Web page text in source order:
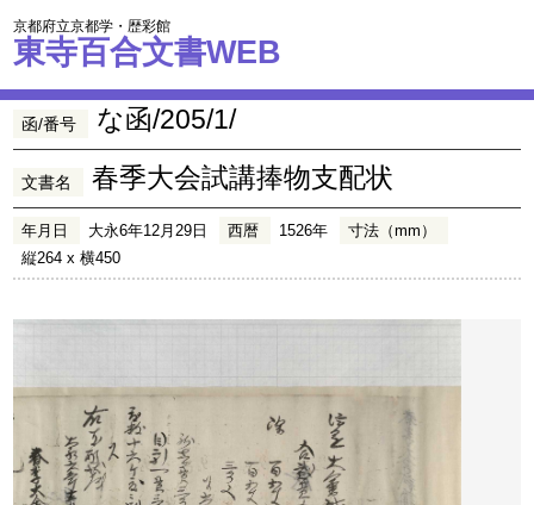
京都府立京都学・歴彩館
東寺百合文書WEB
函/番号 な函/205/1/
文書名 春季大会試講捧物支配状
年月日 大永6年12月29日 西暦 1526年
寸法（mm）
縦264 x 横450